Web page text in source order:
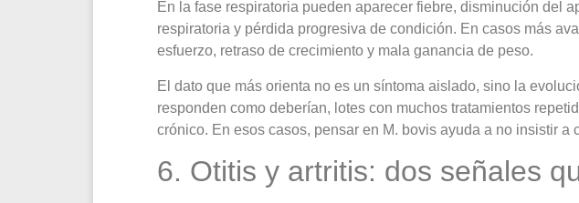
En la fase respiratoria pueden aparecer fiebre, disminución del
respiratoria y pérdida progresiva de condición. En casos más
esfuerzo, retraso de crecimiento y mala ganancia de peso.
El dato que más orienta no es un síntoma aislado, sino la
responden como deberían, lotes con muchos tratamientos
crónico. En esos casos, pensar en M. bovis ayuda a no insistir a
6. Otitis y artritis: dos señales